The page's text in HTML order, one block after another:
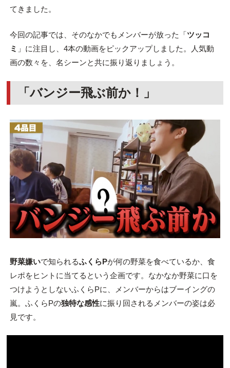
てきました。
今回の記事では、そのなかでもメンバーが放った「ツッコ
ミ 」に注目し、4本の動画をピックアップしました。人気動
画の数々を、名シーンと共に振り返りましょう。
「バンジー飛ぶ前か！」
野菜嫌いで知られるふくらPが何の野菜を食べているか、食
レポをヒントに当てるという企画です。なかなか野菜に口を
つけようとしないふくらPに、メンバーからはブーイングの
嵐。ふくらPの独特な感性に振り回されるメンバーの姿は必
見です。